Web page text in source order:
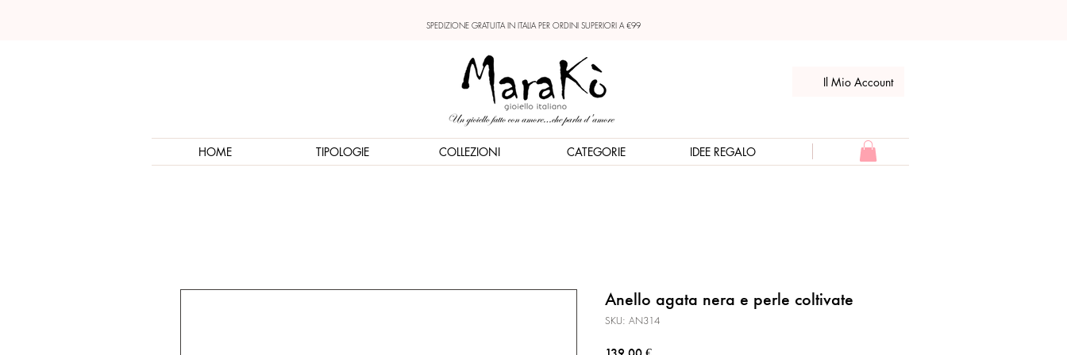
SPEDIZIONE GRATUITA IN ITALIA PER ORDINI SUPERIORI A €99
Il Mio Account
HOME TIPOLOGIE COLLEZIONI CATEGORIE IDEE REGALO
Anello agata nera e perle coltivate
SKU: AN314